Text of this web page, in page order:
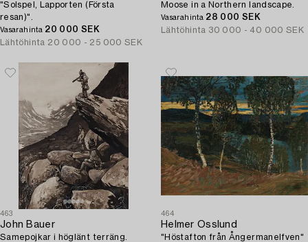
"Solspel, Lapporten (Första
resan)".
Vasarahinta 20 000 SEK
Lähtöhinta 20 000 - 25 000 SEK
Moose in a Northern landscape.
Vasarahinta 28 000 SEK
Lähtöhinta 30 000 - 40 000 SEK
463
John Bauer
Samepojkar i höglänt terräng.
464
Helmer Osslund
"Höstafton från Ångermanelfven"